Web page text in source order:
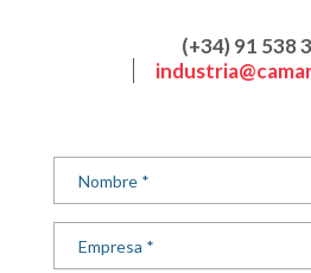
(+34) 91 538